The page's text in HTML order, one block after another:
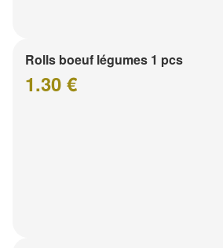
Rolls boeuf légumes 1 pcs
1.30 €